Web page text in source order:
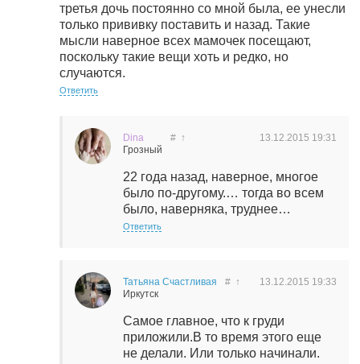
третья дочь постоянно со мной была, ее унесли
только прививку поставить и назад. Такие
мысли наверное всех мамочек посещают,
поскольку такие вещи хоть и редко, но
случаются.
Ответить
Dina
Грозный
13.12.2015 19:31
# ↑
22 года назад, наверное, многое
было по-другому.… тогда во всем
было, наверняка, труднее…
Ответить
Татьяна Счастливая
Иркутск
13.12.2015 19:33
# ↑
Самое главное, что к груди
приложили.В то время этого еще
не делали. Или только начинали.